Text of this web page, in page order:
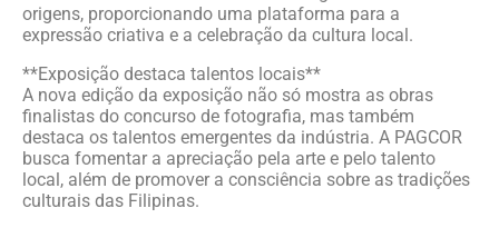
origens, proporcionando uma plataforma para a
expressão criativa e a celebração da cultura local.
**Exposição destaca talentos locais**
A nova edição da exposição não só mostra as obras
finalistas do concurso de fotografia, mas também
destaca os talentos emergentes da indústria. A PAGCOR
busca fomentar a apreciação pela arte e pelo talento
local, além de promover a consciência sobre as tradições
culturais das Filipinas.